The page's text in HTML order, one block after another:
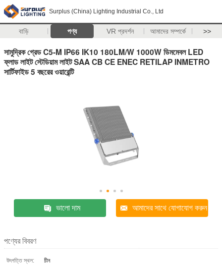
Surplus (China) Lighting Industrial Co., Ltd
বাড়ি পণ্য VR প্রদর্শন আমাদের সম্পর্কে >>
সামুদ্রিক গ্রেড C5-M IP66 IK10 180LM/W 1000W ডিমমেবল LED
ফ্লাড লাইট স্টেডিয়াম লাইট SAA CB CE ENEC RETILAP INMETRO
সার্টিফাইড 5 বছরের ওয়ারেন্টি
ভালো দাম আমাদের সাথে যোগাযোগ করুন
পণ্যের বিবরণ
উৎপত্তি স্থল:
চীন